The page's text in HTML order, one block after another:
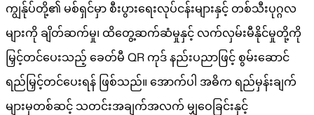
ကျွန်ုပ်တို့၏ မစ်ရှင်မှာ စီးပွားရေးလုပ်ငန်းများနှင့် တစ်သီးပုဂ္ဂလ
များကို ချိတ်ဆက်မှု၊ ထိတွေ့ဆက်ဆံမှုနှင့် လက်လှမ်းမီနိုင်မှုတို့ကို
မြှင့်တင်ပေးသည့် ခေတ်မီ QR ကုဒ် နည်းပညာဖြင့် စွမ်းဆောင်
ရည်မြှင့်တင်ပေးရန် ဖြစ်သည်။ အောက်ပါ အဓိက ရည်မှန်းချက်
များမှတစ်ဆင့် သတင်းအချက်အလက် မျှဝေခြင်းနှင့်